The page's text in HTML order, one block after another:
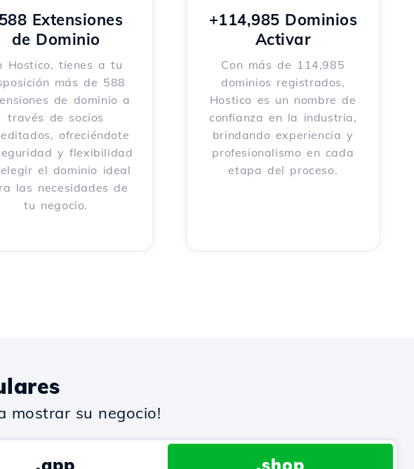
Extensiones
de Dominio
Hostico, tienes a tu
más de 588
de dominio a
través de socios
ofreciéndote
y flexibilidad
el dominio ideal
las necesidades de
tu negocio.
+114,985 Dominios
Activar
Con más de 114,985
dominios registrados,
Hostico es un nombre de
confianza en la industria,
brindando experiencia y
profesionalismo en cada
etapa del proceso.
mostrar su negocio!
.app .shop